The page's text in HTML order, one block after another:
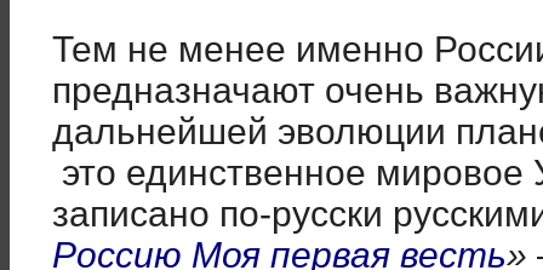
Тем не менее именно
предназначают очень
дальнейшей эволюции
это единственное
записано по-русски
Россию Моя первая весть»